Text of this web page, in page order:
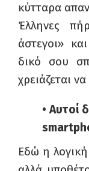
κύτταρα
Έλληνες
άστεγοι»
δικό σου
χρειάζεται
• Αυτοί
Εδώ η